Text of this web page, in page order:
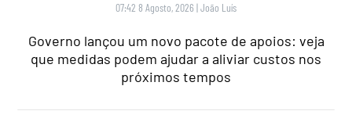
07:42 8 Agosto, 2026 |João Luís
Governo lançou um novo pacote de apoios: veja
que medidas podem ajudar a aliviar custos nos
próximos tempos